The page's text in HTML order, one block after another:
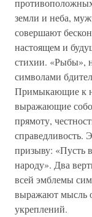
земли и неба,
совершают
настоящем и
стихии. «Рыбы»,
символами
Примыкающие к
выражающие
прямоту,
справедливость.
призыву: «Пусть
народу». Два
всей эмблемы
выражают мысль
укреплений.